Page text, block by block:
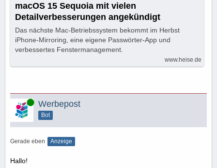
macOS 15 Sequoia mit vielen
Detailverbesserungen angekündigt
Das nächste Mac-Betriebssystem bekommt im Herbst
iPhone-Mirroring, eine eigene Passwörter-App und
verbessertes Fenstermanagement.
www.heise.de
Online Werbepost
Bot
Gerade eben Anzeige
Hallo!